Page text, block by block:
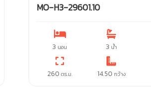
MO-H3-29601.10
3 นอน 3 น้ำ
260 ตร.ม. 14.50 กว้าง